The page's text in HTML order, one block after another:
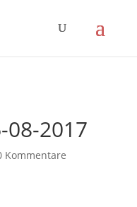
08-2017
Kommentare